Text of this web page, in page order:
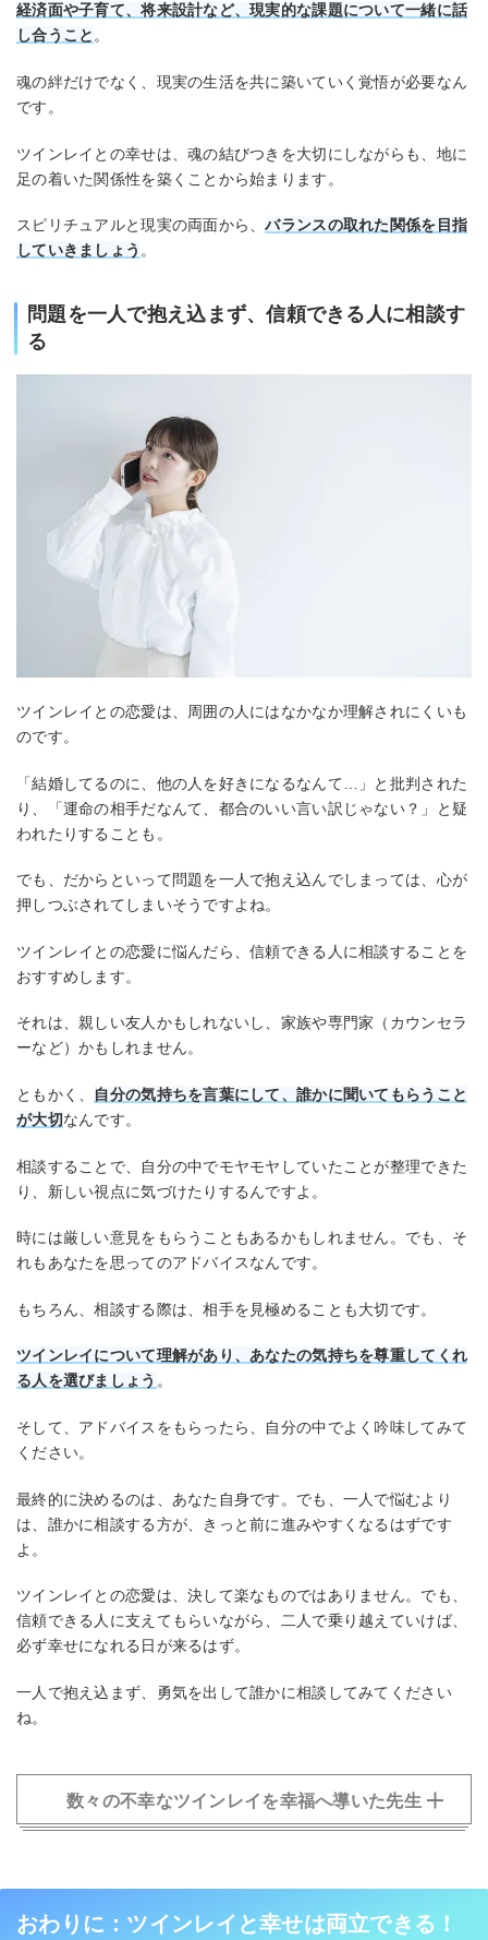
経済面や子育て、将来設計など、現実的な課題について一緒に話
し合うこと。
魂の絆だけでなく、現実の生活を共に築いていく覚悟が必要なん
です。
ツインレイとの幸せは、魂の結びつきを大切にしながらも、地に
足の着いた関係性を築くことから始まります。
スピリチュアルと現実の両面から、バランスの取れた関係を目指
していきましょう 。
問題を一人で抱え込まず、信頼できる人に相談す
る
ツインレイとの恋愛は、周囲の人にはなかなか理解されにくいも
のです。
「結婚してるのに、他の人を好きになるなんて…」と批判された
り、「運命の相手だなんて、都合のいい言い訳じゃない？」と疑
われたりすることも。
でも、だからといって問題を一人で抱え込んでしまっては、心が
押しつぶされてしまいそうですよね。
ツインレイとの恋愛に悩んだら、信頼できる人に相談することを
おすすめします。
それは、親しい友人かもしれないし、家族や専門家（カウンセラ
ーなど）かもしれません。
ともかく、 自分の気持ちを言葉にして、誰かに聞いてもらうこと
が大切なんです。
相談することで、自分の中でモヤモヤしていたことが整理できた
り、新しい視点に気づけたりするんですよ。
時には厳しい意見をもらうこともあるかもしれません。でも、そ
れもあなたを思ってのアドバイスなんです。
もちろん、相談する際は、相手を見極めることも大切です。
ツインレイについて理解があり、あなたの気持ちを尊重してくれ
る人を選びましょう 。
そして、アドバイスをもらったら、自分の中でよく吟味してみて
ください。
最終的に決めるのは、あなた自身です。でも、一人で悩むより
は、誰かに相談する方が、きっと前に進みやすくなるはずです
よ。
ツインレイとの恋愛は、決して楽なものではありません。でも、
信頼できる人に支えてもらいながら、二人で乗り越えていけば、
必ず幸せになれる日が来るはず。
一人で抱え込まず、勇気を出して誰かに相談してみてください
ね。
数々の不幸なツインレイを幸福へ導いた先生
おわりに：ツインレイと幸せは両立できる！